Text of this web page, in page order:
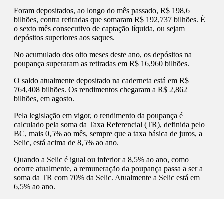
Foram depositados, ao longo do mês passado, R$ 198,6
bilhões, contra retiradas que somaram R$ 192,737 bilhões. É
o sexto mês consecutivo de captação líquida, ou sejam
depósitos superiores aos saques.
No acumulado dos oito meses deste ano, os depósitos na
poupança superaram as retiradas em R$ 16,960 bilhões.
O saldo atualmente depositado na caderneta está em R$
764,408 bilhões. Os rendimentos chegaram a R$ 2,862
bilhões, em agosto.
Pela legislação em vigor, o rendimento da poupança é
calculado pela soma da Taxa Referencial (TR), definida pelo
BC, mais 0,5% ao mês, sempre que a taxa básica de juros, a
Selic, está acima de 8,5% ao ano.
Quando a Selic é igual ou inferior a 8,5% ao ano, como
ocorre atualmente, a remuneração da poupança passa a ser a
soma da TR com 70% da Selic. Atualmente a Selic está em
6,5% ao ano.